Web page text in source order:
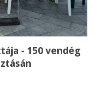
- 150 vendég